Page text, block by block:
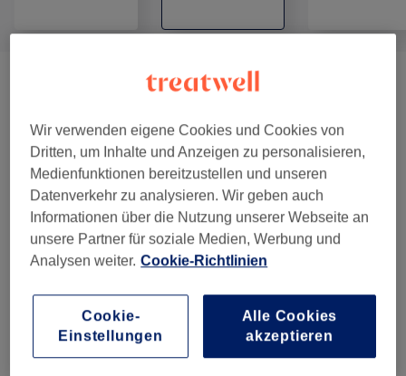
Maniküre & Nagelverlängerungen (2 ) ab 35 €
Salonbewertungen
4,9 291 Bewertungen
Ambiente
Wir verwenden eigene Cookies und Cookies von
Dritten, um Inhalte und Anzeigen zu personalisieren,
Medienfunktionen bereitzustellen und unseren
Datenverkehr zu analysieren. Wir geben auch
Informationen über die Nutzung unserer Webseite an
unsere Partner für soziale Medien, Werbung und
Analysen weiter. Cookie-Richtlinien
Alle Cookies
akzeptieren
Cookie-
Einstellungen